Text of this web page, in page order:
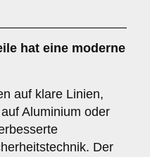
hat eine moderne
auf klare Linien,
Aluminium oder
Der